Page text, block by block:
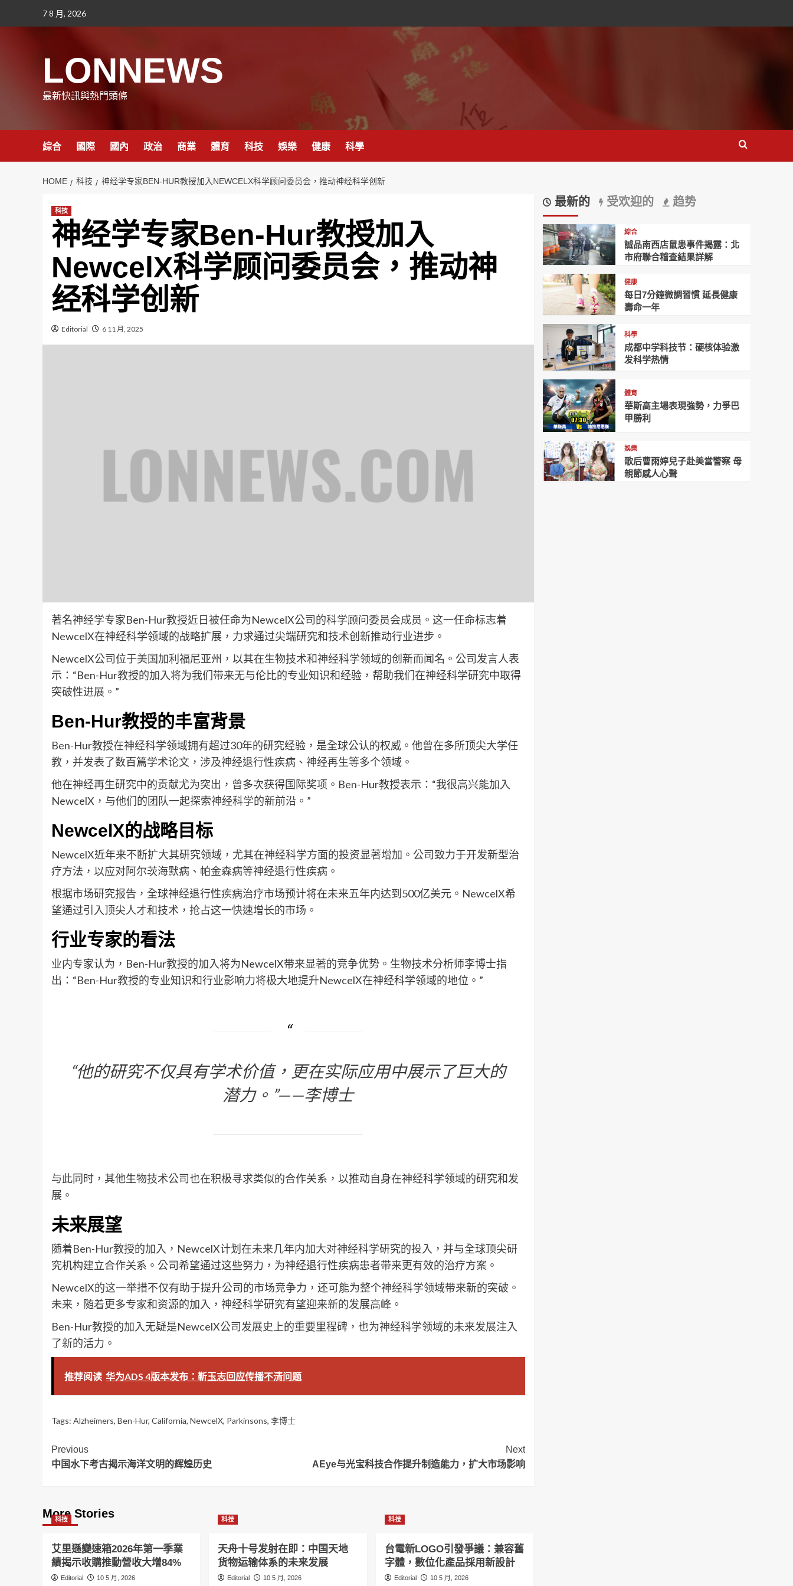
7 8 月, 2026
LONNEWS
最新快訊與熱門頭條
綜合 國際 國內 政治 商業 體育 科技 娛樂 健康 科學
HOME 科技 神经学专家BEN-HUR教授加入NEWCELX科学顾问委员会，推动神经科学创新
科技
神经学专家Ben-Hur教授加入
NewcelX科学顾问委员会，推动神
经科学创新
Editorial 6 11 月, 2025
著名神经学专家Ben-Hur教授近日被任命为NewcelX公司的科学顾问委员会成员。这一任命标志着
NewcelX在神经科学领域的战略扩展，力求通过尖端研究和技术创新推动行业进步。
NewcelX公司位于美国加利福尼亚州，以其在生物技术和神经科学领域的创新而闻名。公司发言人表
示：“Ben-Hur教授的加入将为我们带来无与伦比的专业知识和经验，帮助我们在神经科学研究中取得
突破性进展。”
Ben-Hur教授的丰富背景
Ben-Hur教授在神经科学领域拥有超过30年的研究经验，是全球公认的权威。他曾在多所顶尖大学任
教，并发表了数百篇学术论文，涉及神经退行性疾病、神经再生等多个领域。
他在神经再生研究中的贡献尤为突出，曾多次获得国际奖项。Ben-Hur教授表示：“我很高兴能加入
NewcelX，与他们的团队一起探索神经科学的新前沿。”
NewcelX的战略目标
NewcelX近年来不断扩大其研究领域，尤其在神经科学方面的投资显著增加。公司致力于开发新型治
疗方法，以应对阿尔茨海默病、帕金森病等神经退行性疾病。
根据市场研究报告，全球神经退行性疾病治疗市场预计将在未来五年内达到500亿美元。NewcelX希
望通过引入顶尖人才和技术，抢占这一快速增长的市场。
行业专家的看法
业内专家认为，Ben-Hur教授的加入将为NewcelX带来显著的竞争优势。生物技术分析师李博士指
出：“Ben-Hur教授的专业知识和行业影响力将极大地提升NewcelX在神经科学领域的地位。”
“他的研究不仅具有学术价值，更在实际应用中展示了巨大的
潜力。”——李博士
与此同时，其他生物技术公司也在积极寻求类似的合作关系，以推动自身在神经科学领域的研究和发
展。
未来展望
随着Ben-Hur教授的加入，NewcelX计划在未来几年内加大对神经科学研究的投入，并与全球顶尖研
究机构建立合作关系。公司希望通过这些努力，为神经退行性疾病患者带来更有效的治疗方案。
NewcelX的这一举措不仅有助于提升公司的市场竞争力，还可能为整个神经科学领域带来新的突破。
未来，随着更多专家和资源的加入，神经科学研究有望迎来新的发展高峰。
Ben-Hur教授的加入无疑是NewcelX公司发展史上的重要里程碑，也为神经科学领域的未来发展注入
了新的活力。
推荐阅读 华为ADS 4版本发布：靳玉志回应传播不清问题
Tags: Alzheimers, Ben-Hur, California, NewcelX, Parkinsons, 李博士
Post
Navigation
Previous
中国水下考古揭示海洋文明的辉煌历史
Next
AEye与光宝科技合作提升制造能力，扩大市场影响
More Stories
科技
艾里遜變速箱2026年第一季業
績揭示收購推動營收大增84%
Editorial 10 5 月, 2026
科技
天舟十号发射在即：中国天地
货物运输体系的未来发展
Editorial 10 5 月, 2026
科技
台電新LOGO引發爭議：兼容舊
字體，數位化產品採用新設計
Editorial 10 5 月, 2026
最新的 受欢迎的 趋势
綜合
誠品南西店鼠患事件揭露：北
市府聯合稽查結果詳解
健康
每日7分鐘微調習慣 延長健康
壽命一年
科學
成都中学科技节：硬核体验激
发科学热情
體育
華斯高主場表現強勢，力爭巴
甲勝利
娛樂
歌后曹雨婷兒子赴美當警察 母
親節感人心聲